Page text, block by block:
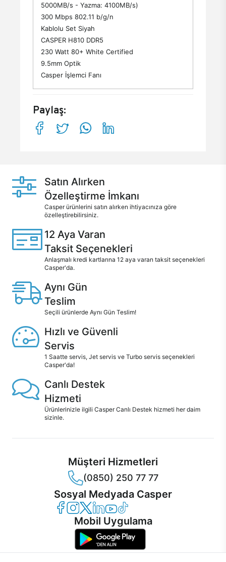
5000MB/s - Yazma: 4100MB/s)
300 Mbps 802.11 b/g/n
Kablolu Set Siyah
CASPER H810 DDR5
230 Watt 80+ White Certified
9.5mm Optik
Casper İşlemci Fanı
Paylaş:
Satın Alırken
Özelleştirme İmkanı
Casper ürünlerini satın alırken ihtiyacınıza göre
özelleştirebilirsiniz.
12 Aya Varan
Taksit Seçenekleri
Anlaşmalı kredi kartlarına 12 aya varan taksit seçenekleri
Casper'da.
Aynı Gün
Teslim
Seçili ürünlerde Aynı Gün Teslim!
Hızlı ve Güvenli
Servis
1 Saatte servis, Jet servis ve Turbo servis seçenekleri
Casper'da!
Canlı Destek
Hizmeti
Ürünlerinizle ilgili Casper Canlı Destek hizmeti her daim
sizinle.
Müşteri Hizmetleri
(0850) 250 77 77
Sosyal Medyada Casper
Casper Facebook
Casper Instagram
Casper Twitter
Casper LinkedIn
Casper YouTube
Casper TikTok
Mobil Uygulama